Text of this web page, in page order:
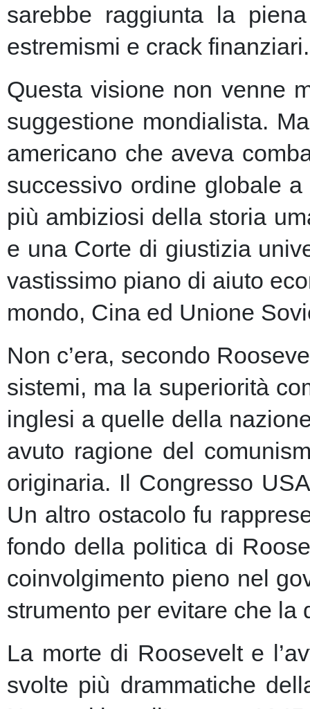
sarebbe raggiunta la
estremismi e crack finanziari.
Questa visione non venne
suggestione mondialista.
americano che aveva
successivo ordine globale
più ambiziosi della storia
e una Corte di giustizia
vastissimo piano di aiuto
mondo, Cina ed Unione
Non c’era, secondo
sistemi, ma la superiorità
inglesi a quelle della
avuto ragione del
originaria. Il Congresso
Un altro ostacolo fu
fondo della politica di
coinvolgimento pieno nel
strumento per evitare che
La morte di Roosevelt e
svolte più drammatiche